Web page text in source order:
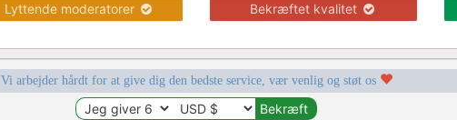
Lyttende moderatorer Bekræftet kvalitet
Vi arbejder hårdt for at give dig den bedste service, vær venlig og støt os